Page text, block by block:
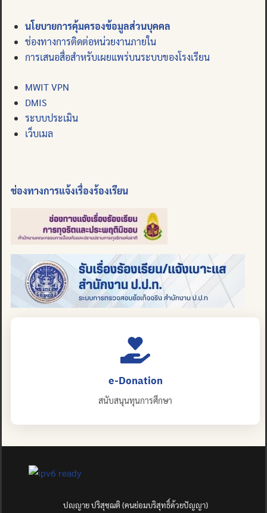
นโยบายการคุ้มครองข้อมูลส่วนบุคคล
ช่องทางการติดต่อหน่วยงานภายใน
การเสนอสื่อสำหรับเผยแพร่บนระบบของโรงเรียน
MWIT VPN
DMIS
ระบบประเมิน
เว็บเมล
ช่องทางการแจ้งเรื่องร้องเรียน
e-Donation
สนับสนุนทุนการศึกษา
ปญฺญาย ปริสุชฺฌติ (คนย่อมบริสุทธิ์ด้วยปัญญา)